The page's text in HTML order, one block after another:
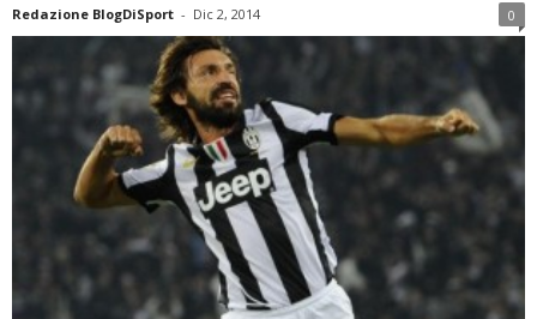
Redazione BlogDiSport - Dic 2, 2014 0